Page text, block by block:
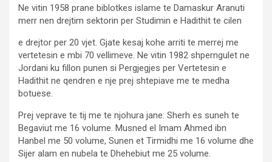
Ne vitin 1958 prane biblotkes islame te Damaskur Aranuti
merr nen drejtim sektorin per Studimin e Hadithit te cilen
e drejtor per 20 vjet. Gjate kesaj kohe arriti te merrej me
vertetesin e mbi 70 vellimeve. Ne vitin 1982 shperngulet ne
Jordani ku fillon punen si Pergjegjes per Vertetesin e
Hadithit ne qendren e nje prej shtepiave me te medha
botuese.
Prej veprave te tij me te njohura jane: Sherh es suneh te
Begaviut me 16 volume. Musned el Imam Ahmed ibn
Hanbel me 50 volume, Sunen et Tirmidhi me 16 volume dhe
Sijer alam en nubela te Dhehebiut me 25 volume.